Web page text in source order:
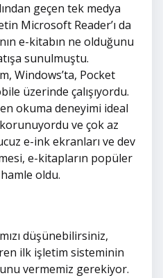
geçen tek medya
Microsoft Reader’ı da
e-kitabın ne olduğunu
sunulmuştu.
Windows’ta, Pocket
üzerinde çalışıyordu.
okuma deneyimi ideal
ve çok az
e-ink ekranları ve dev
e-kitapların popüler
oldu.
düşünebilirsiniz,
ilk işletim sisteminin
vermemiz gerekiyor.